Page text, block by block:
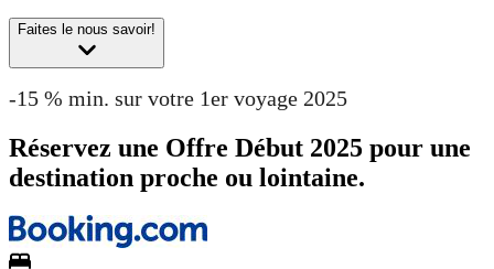
Faites le nous savoir!
-15 % min. sur votre 1er voyage 2025
Réservez une Offre Début 2025 pour une
destination proche ou lointaine.